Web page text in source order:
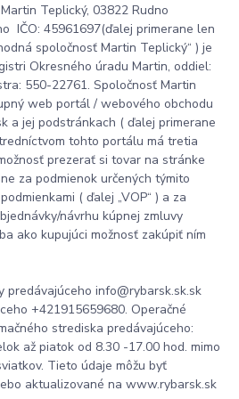
Teplický, 03822 Rudno
IČO: 45961697(ďalej primerane len
spoločnosť Martin Teplický“ ) je
Okresného úradu Martin, oddiel:
550-22761. Spoločnosť Martin
web portál / webového obchodu
a jej podstránkach ( ďalej primerane
tohto portálu má tretia
prezerať si tovar na stránke
za podmienok určených týmito
( ďalej „VOP“ ) a za
návrhu kúpnej zmluvy
ako kupujúci možnosť zakúpiť ním
info@rybarsk.sk.sk
+421915659680. Operačné
strediska predávajúceho:
až piatok od 8.30 -17.00 hod. mimo
Tieto údaje môžu byť
aktualizované na www.rybarsk.sk